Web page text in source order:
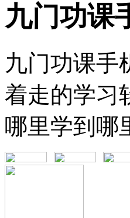
九门功课
九门功课手
着走的学习
哪里学到哪